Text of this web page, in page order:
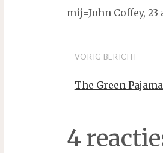
mij=John Coffey,
VORIG BERICHT
The Green
4